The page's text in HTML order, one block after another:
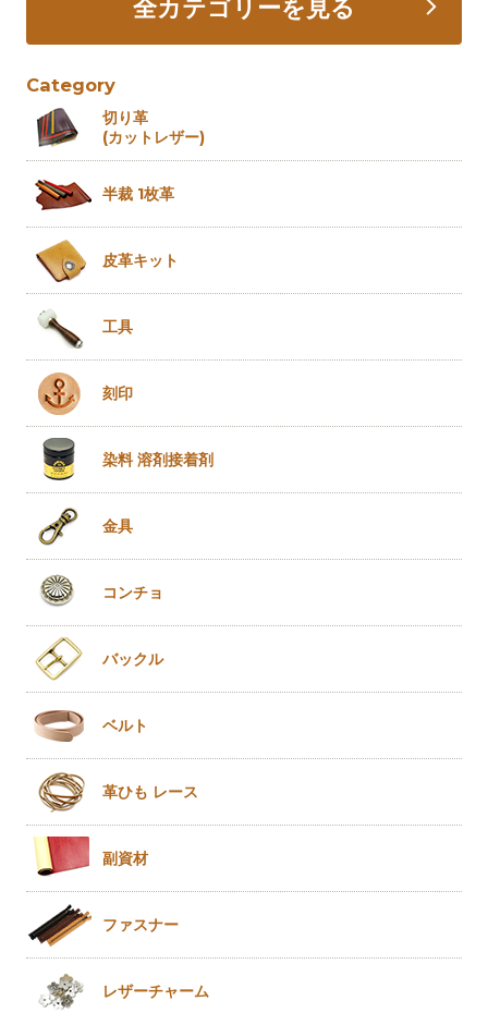
全カテゴリーを見る
Category
切り革
(カットレザー)
半裁 1枚革
皮革キット
工具
刻印
染料 溶剤接着剤
金具
コンチョ
バックル
ベルト
革ひも レース
副資材
ファスナー
レザーチャーム